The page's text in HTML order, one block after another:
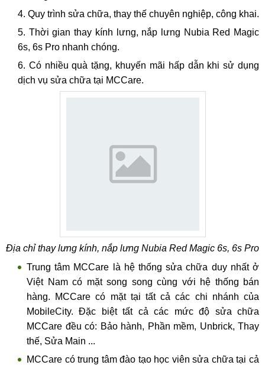
Quy trình sửa chữa, thay thế chuyên nghiệp, công khai.
Thời gian thay kính lưng, nắp lưng Nubia Red Magic
6s, 6s Pro nhanh chóng.
Có nhiều quà tặng, khuyến mãi hấp dẫn khi sử dụng
dịch vụ sửa chữa tại MCCare.
Địa chỉ thay lưng kính, nắp lưng Nubia Red Magic 6s, 6s Pro
Trung tâm MCCare là hệ thống sửa chữa duy nhất ở
Việt Nam có mặt song song cùng với hệ thống bán
hàng. MCCare có mặt tại tất cả các chi nhánh của
MobileCity. Đặc biệt tất cả các mức độ sửa chữa
MCCare đều có: Bảo hành, Phần mềm, Unbrick, Thay
thế, Sửa Main ...
MCCare có trung tâm đào tạo học viên sửa chữa tại cả